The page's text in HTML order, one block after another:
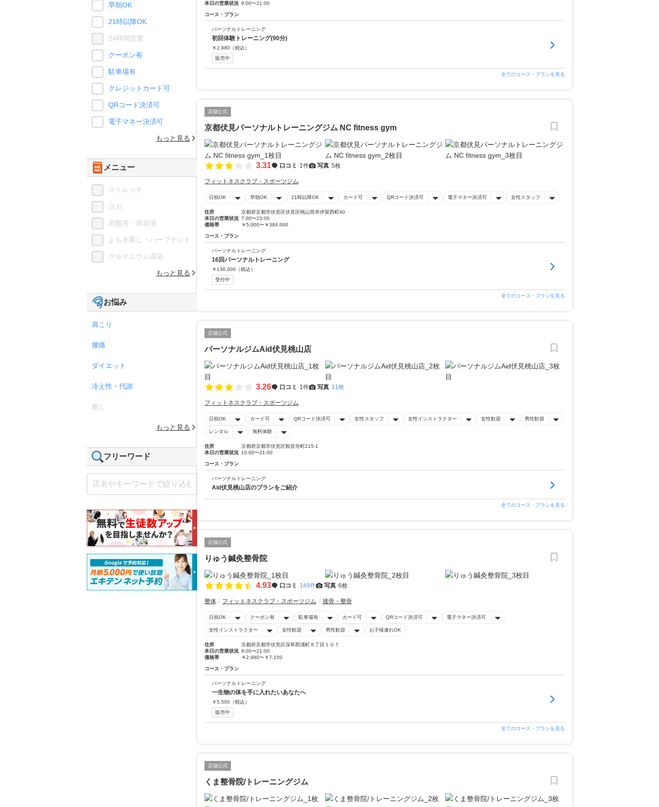
本日の営業状況 9:00〜21:00
コース・プラン
パーソナルトレーニング
初回体験トレーニング(90分)
￥2,980 （税込）
販売中
全てのコース・プランを見る
店舗公式
京都伏見パーソナルトレーニングジム NC fitness gym
3.31 口コミ 1件 写真 5枚
フィットネスクラブ・スポーツジム
日祝OK 早朝OK 21時以降OK カード可 QRコード決済可 電子マネー決済可 女性スタッフ
住所
京都府京都市伏見区伏見区桃山筒井伊賀西町40
本日の営業状況 7:00〜23:00
価格帯
￥5,000〜￥384,000
コース・プラン
パーソナルトレーニング
16回パーソナルトレーニング
￥ 136,000 （税込）
受付中
全てのコース・プランを見る
店舗公式
パーソナルジムAid伏見桃山店
3.26 口コミ 1件 写真 11枚
フィットネスクラブ・スポーツジム
日祝OK カード可 QRコード決済可 女性スタッフ 女性インストラクター 女性歓迎 男性歓迎
レンタル 無料体験
住所
京都府京都市伏見区観音寺町215-1
本日の営業状況 10:00〜21:00
コース・プラン
パーソナルトレーニング
Aid伏見桃山店のプランをご紹介
全てのコース・プランを見る
店舗公式
りゅう鍼灸整骨院
4.93 口コミ 149件 写真 6枚
整体 フィットネスクラブ・スポーツジム 接骨・整骨
日祝OK クーポン有 駐車場有 カード可 QRコード決済可 電子マネー決済可
女性インストラクター 女性歓迎 男性歓迎 お子様連れOK
住所
京都府京都市伏見区深草西浦町８丁目１０７
本日の営業状況 9:00〜21:00
価格帯
￥2,980〜￥7,150
コース・プラン
パーソナルトレーニング
一生物の体を手に入れたいあなたへ
￥5,500 （税込）
販売中
全てのコース・プランを見る
店舗公式
くま整骨院/トレーニングジム
早朝OK
21時以降OK
24時間営業
クーポン有
駐車場有
クレジットカード可
QRコード決済可
電子マネー決済可
もっと見る
メニュー
ストレッチ
ヨガ
岩盤浴・溶岩浴
よもぎ蒸し・ハーブテント
ゲルマニウム温浴
もっと見る
お悩み
肩こり
腰痛
ダイエット
冷え性・代謝
癒し
もっと見る
フリーワード